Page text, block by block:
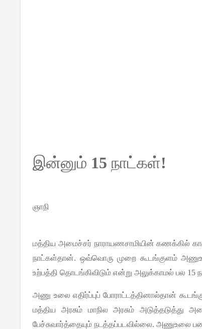
இன்னும் 15 நாட்கள்!
ஞாநி
மத்திய அமைச்சர் நாராயணசாமியின் கணக்கில்
நாட்கள்தான். ஒவ்வொரு முறை கூடங்குளம்
உற்பத்தி தொடங்கிவிடும் என்று அலுக்காமல் பல 15
அணு உலை எதிர்ப்புப் போராட்டத்தினால்தான்
மத்திய
அரசும் மாநில அரசும் அடுத்தடுத்து
பேச்சுவார்த்தையும் நடத்தப்படவில்லை.அணுஉலை